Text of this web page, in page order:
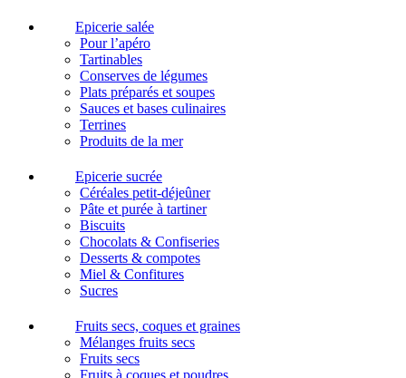
Epicerie salée
Pour l’apéro
Tartinables
Conserves de légumes
Plats préparés et soupes
Sauces et bases culinaires
Terrines
Produits de la mer
Epicerie sucrée
Céréales petit-déjeûner
Pâte et purée à tartiner
Biscuits
Chocolats & Confiseries
Desserts & compotes
Miel & Confitures
Sucres
Fruits secs, coques et graines
Mélanges fruits secs
Fruits secs
Fruits à coques et poudres